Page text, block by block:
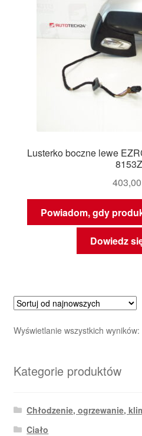
Lusterko boczne lewe
403,00
Powiadom, gdy
Dowiedz
Wyświetlanie wszystkich wyników:
Kategorie produktów
Chłodzenie, ogrzewanie,
Ciało